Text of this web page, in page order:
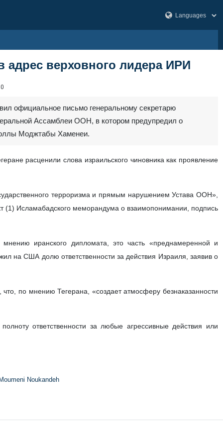
адрес верховного лидера ИРИ
официальное письмо генеральному секретарю
Ассамблеи ООН, в котором предупредил о
Моджтабы Хаменеи.
расценили слова израильского чиновника как проявление
терроризма и прямым нарушением Устава ООН»,
(1) Исламабадского меморандума о взаимопонимании, подпись
иранского дипломата, это часть «преднамеренной и
на США долю ответственности за действия Израиля, заявив о
по мнению Тегерана, «создает атмосферу безнаказанности
ответственности за любые агрессивные действия или
Noukandeh